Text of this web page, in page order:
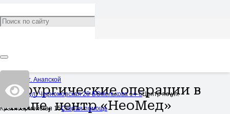
Центр в ст. Анапской
Центр по ул. Черноморская 28-БОмелькова 14-бЦентр по ул.
Красноармейская 15Скорая помощь
Хирургические операции
Хирургические операции в
Анапе, центр «НеоМед»